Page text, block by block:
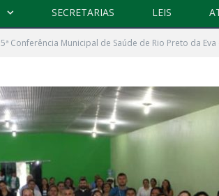
SECRETARIAS LEIS
5ª Conferência Municipal de Saúde de Rio Preto da